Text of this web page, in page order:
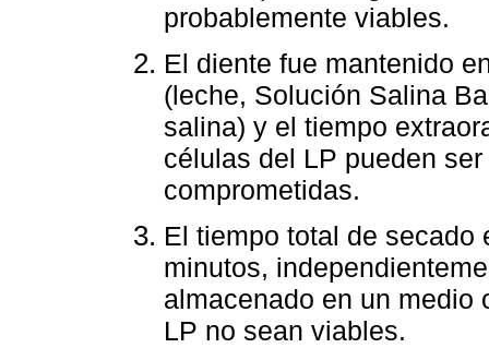
probablemente viables.
El diente fue mantenido
(leche, Solución Salina
salina) y el tiempo
células del LP pueden
comprometidas.
El tiempo total de secado
minutos,
almacenado en un medio
LP no sean viables.